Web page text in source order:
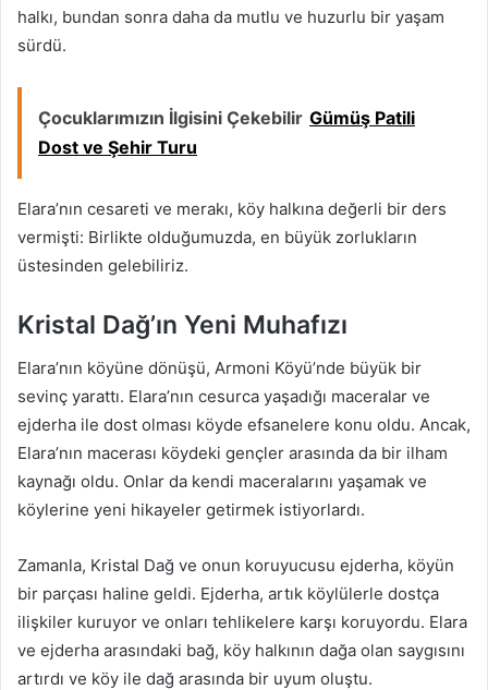
halkı, bundan sonra daha da mutlu ve huzurlu bir yaşam
sürdü.
Çocuklarımızın İlgisini Çekebilir Gümüş Patili
Dost ve Şehir Turu
Elara’nın cesareti ve merakı, köy halkına değerli bir ders
vermişti: Birlikte olduğumuzda, en büyük zorlukların
üstesinden gelebiliriz.
Kristal Dağ’ın Yeni Muhafızı
Elara’nın köyüne dönüşü, Armoni Köyü’nde büyük bir
sevinç yarattı. Elara’nın cesurca yaşadığı maceralar ve
ejderha ile dost olması köyde efsanelere konu oldu. Ancak,
Elara’nın macerası köydeki gençler arasında da bir ilham
kaynağı oldu. Onlar da kendi maceralarını yaşamak ve
köylerine yeni hikayeler getirmek istiyorlardı.
Zamanla, Kristal Dağ ve onun koruyucusu ejderha, köyün
bir parçası haline geldi. Ejderha, artık köylülerle dostça
ilişkiler kuruyor ve onları tehlikelere karşı koruyordu. Elara
ve ejderha arasındaki bağ, köy halkının dağa olan saygısını
artırdı ve köy ile dağ arasında bir uyum oluştu.